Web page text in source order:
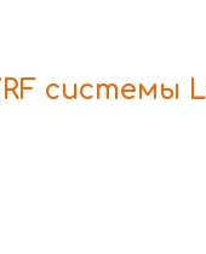
системы